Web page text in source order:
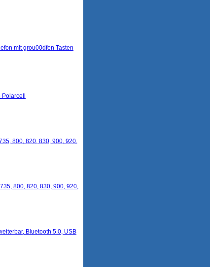
mit grou00dfen Tasten
800, 820, 830, 900, 920,
800, 820, 830, 900, 920,
Bluetooth 5.0, USB